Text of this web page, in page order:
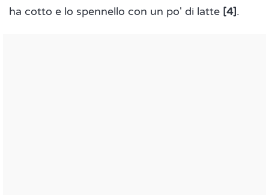
ha cotto e lo spennello con un po' di latte [4].